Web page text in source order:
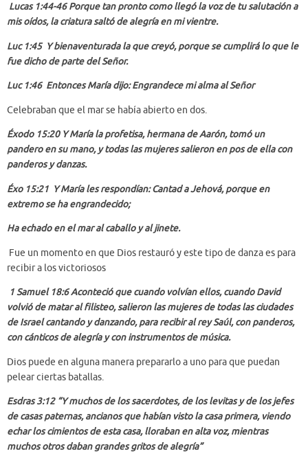
Lucas 1:44-46 Porque tan pronto como llegó la voz de tu salutación a
mis oídos, la criatura saltó de alegría en mi vientre.
Luc 1:45 Y bienaventurada la que creyó, porque se cumplirá lo que le
fue dicho de parte del Señor.
Luc 1:46 Entonces María dijo: Engrandece mi alma al Señor
Celebraban que el mar se había abierto en dos.
Éxodo 15:20 Y María la profetisa, hermana de Aarón, tomó un
pandero en su mano, y todas las mujeres salieron en pos de ella con
panderos y danzas.
Éxo 15:21 Y María les respondían: Cantad a Jehová, porque en
extremo se ha engrandecido;
Ha echado en el mar al caballo y al jinete.
Fue un momento en que Dios restauró y este tipo de danza es para
recibir a los victoriosos
1 Samuel 18:6 Aconteció que cuando volvían ellos, cuando David
volvió de matar al filisteo, salieron las mujeres de todas las ciudades
de Israel cantando y danzando, para recibir al rey Saúl, con panderos,
con cánticos de alegría y con instrumentos de música.
Dios puede en alguna manera prepararlo a uno para que puedan
pelear ciertas batallas.
Esdras 3:12 “Y muchos de los sacerdotes, de los levitas y de los jefes
de casas paternas, ancianos que habían visto la casa primera, viendo
echar los cimientos de esta casa, lloraban en alta voz, mientras
muchos otros daban grandes gritos de alegría”